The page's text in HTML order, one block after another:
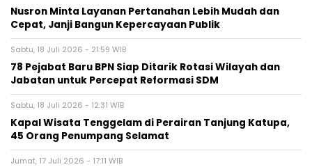
Nusron Minta Layanan Pertanahan Lebih Mudah dan
Cepat, Janji Bangun Kepercayaan Publik
Sabtu, 18 Juli 2026 - 21:59 WIB
78 Pejabat Baru BPN Siap Ditarik Rotasi Wilayah dan
Jabatan untuk Percepat Reformasi SDM
Sabtu, 18 Juli 2026 - 12:31 WIB
Kapal Wisata Tenggelam di Perairan Tanjung Katupa,
45 Orang Penumpang Selamat
Jumat, 17 Juli 2026 - 17:11 WIB